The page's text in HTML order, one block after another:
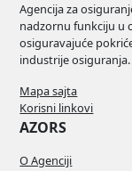
Agencija za
nadzornu funkciju u
osiguravajuće
industrije osiguranja.
Mapa sajta
Korisni linkovi
AZORS
O Agenciji